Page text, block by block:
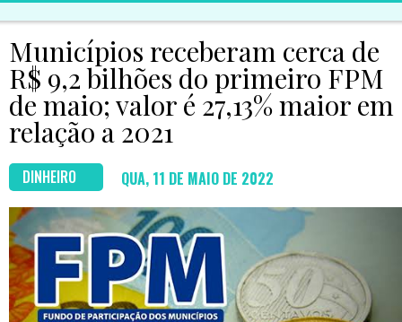
Municípios receberam cerca de
R$ 9,2 bilhões do primeiro FPM
de maio; valor é 27,13% maior em
relação a 2021
DINHEIRO QUA, 11 DE MAIO DE 2022